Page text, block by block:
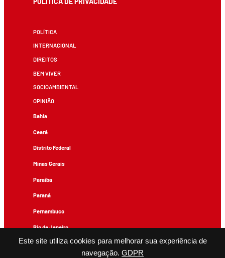
Este site utiliza cookies para melhorar sua experiência de
navegação. GDPR
POLÍTICA
INTERNACIONAL
DIREITOS
BEM VIVER
SOCIOAMBIENTAL
OPINIÃO
Bahia
Ceará
Distrito Federal
Minas Gerais
Paraíba
Paraná
Pernambuco
Rio de Janeiro
Rio Grande do Sul